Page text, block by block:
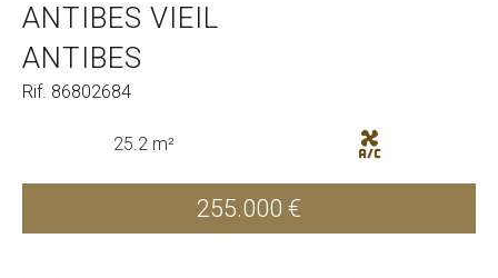
ANTIBES VIEIL
ANTIBES
Rif. 86802684
25.2 m²
255.000 €